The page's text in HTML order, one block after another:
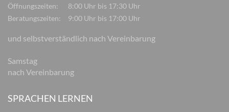
Öffnungszeiten:
8:00 Uhr bis 17:30 Uhr
Beratungszeiten:
9:00 Uhr bis 17:00 Uhr
und selbstverständlich nach Vereinbarung
Samstag
nach Vereinbarung
SPRACHEN LERNEN